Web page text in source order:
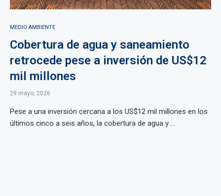
MEDIO AMBIENTE
Cobertura de agua y saneamiento
retrocede pese a inversión de US$12
mil millones
29 mayo, 2026
Pese a una inversión cercana a los US$12 mil millones en los
últimos cinco a seis años, la cobertura de agua y ...